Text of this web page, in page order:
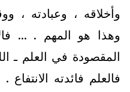
وأخلاقه ، وعبادته ،
وهذا هو المهم . ...
المقصودة في العلم ـ
فالعلم فائدته